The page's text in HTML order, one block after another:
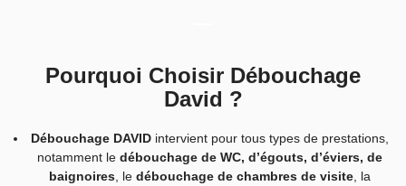
Pourquoi Choisir Débouchage
David ?
Débouchage DAVID intervient pour tous types de prestations,
notamment le débouchage de WC, d’égouts, d’éviers, de
baignoires , le débouchage de chambres de visite , la